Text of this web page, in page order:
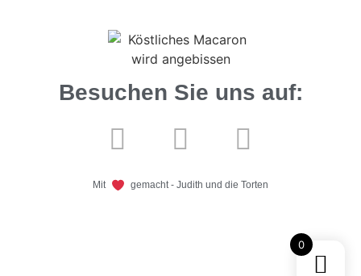
Besuchen Sie uns auf:
Mit gemacht - Judith und die Torten
0